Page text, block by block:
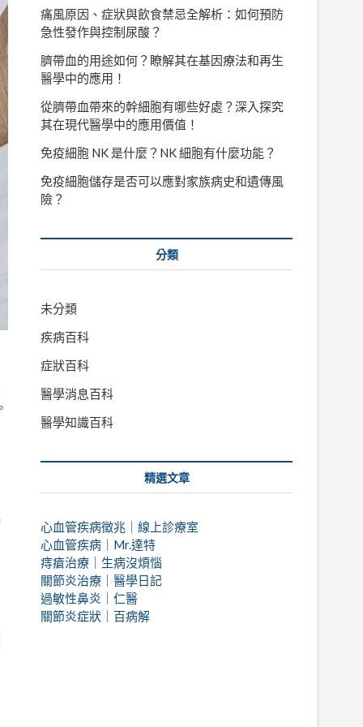
痛風原因、症狀與飲食禁忌全解析：如何預防
急性發作與控制尿酸？
臍帶血的用途如何？瞭解其在基因療法和再生
醫學中的應用！
從臍帶血帶來的幹細胞有哪些好處？深入探究
其在現代醫學中的應用價值！
免疫細胞 NK 是什麼？NK 細胞有什麼功能？
免疫細胞儲存是否可以應對家族病史和遺傳風
險？
分類
未分類
疾病百科
症狀百科
醫學消息百科
醫學知識百科
精選文章
心血管疾病徵兆｜線上診療室
心血管疾病｜Mr.達特
痔瘡治療｜ 生病沒煩惱
關節炎治療｜醫學日記
過敏性鼻炎｜仁醫
關節炎症狀｜百病解